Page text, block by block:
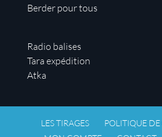
Berder pour tous
Radio balises
Tara expédition
Atka
LES TIRAGES
POLITIQUE